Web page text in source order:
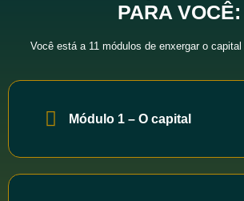
PARA VOCÊ:
Você está a 11 módulos de enxergar o
Módulo 1 – O capital